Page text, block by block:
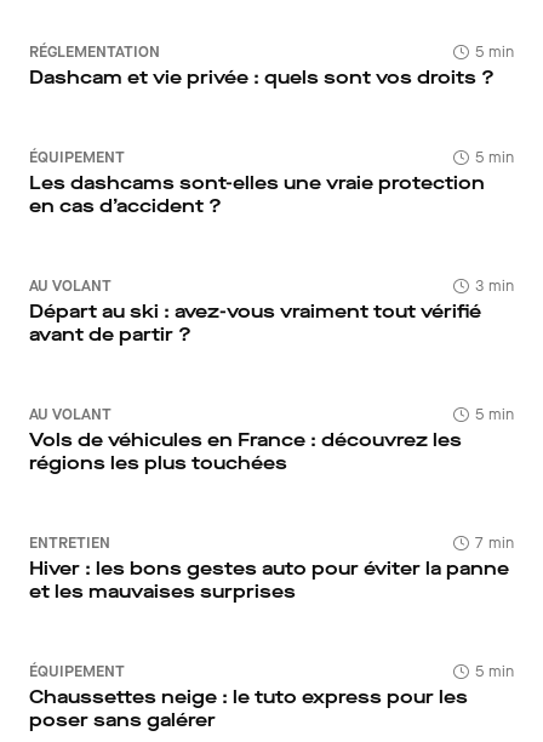
RÉGLEMENTATION 5 min
Dashcam et vie privée : quels sont vos droits ?
ÉQUIPEMENT 5 min
Les dashcams sont-elles une vraie protection
en cas d’accident ?
AU VOLANT 3 min
Départ au ski : avez-vous vraiment tout vérifié
avant de partir ?
AU VOLANT 5 min
Vols de véhicules en France : découvrez les
régions les plus touchées
ENTRETIEN 7 min
Hiver : les bons gestes auto pour éviter la panne
et les mauvaises surprises
ÉQUIPEMENT 5 min
Chaussettes neige : le tuto express pour les
poser sans galérer